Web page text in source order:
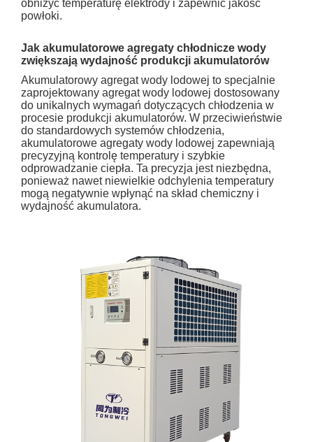
obniżyć temperaturę elektrody i zapewnić jakość
powłoki.
Jak akumulatorowe agregaty chłodnicze wody
zwiększają wydajność produkcji akumulatorów
Akumulatorowy agregat wody lodowej to specjalnie
zaprojektowany agregat wody lodowej dostosowany
do unikalnych wymagań dotyczących chłodzenia w
procesie produkcji akumulatorów. W przeciwieństwie
do standardowych systemów chłodzenia,
akumulatorowe agregaty wody lodowej zapewniają
precyzyjną kontrolę temperatury i szybkie
odprowadzanie ciepła. Ta precyzja jest niezbędna,
ponieważ nawet niewielkie odchylenia temperatury
mogą negatywnie wpłynąć na skład chemiczny i
wydajność akumulatora.